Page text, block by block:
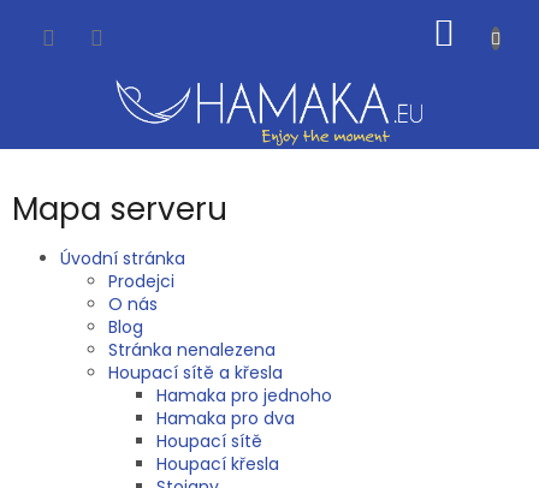
KOŠÍK
Mapa serveru
Úvodní stránka
Prodejci
O nás
Blog
Stránka nenalezena
Houpací sítě a křesla
Hamaka pro jednoho
Hamaka pro dva
Houpací sítě
Houpací křesla